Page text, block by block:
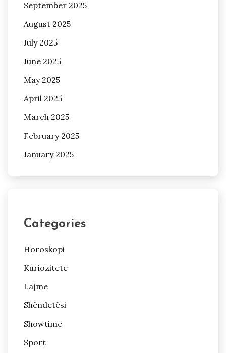
September 2025
August 2025
July 2025
June 2025
May 2025
April 2025
March 2025
February 2025
January 2025
Categories
Horoskopi
Kuriozitete
Lajme
Shëndetësi
Showtime
Sport